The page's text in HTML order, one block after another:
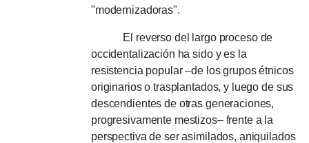
"modernizadoras".
El reverso del largo proceso de
occidentalización ha sido y es la
resistencia popular –de los grupos étnicos
originarios o trasplantados, y luego de sus
descendientes de otras generaciones,
progresivamente mestizos– frente a la
perspectiva de ser asimilados, aniquilados